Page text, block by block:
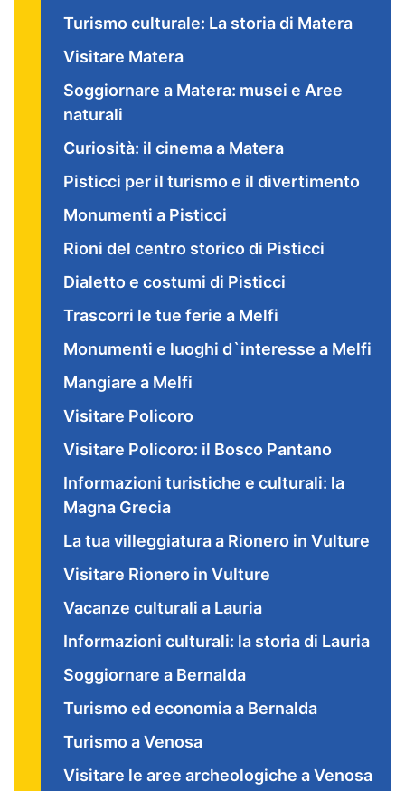
Turismo culturale: La storia di Matera
Visitare Matera
Soggiornare a Matera: musei e Aree
naturali
Curiosità: il cinema a Matera
Pisticci per il turismo e il divertimento
Monumenti a Pisticci
Rioni del centro storico di Pisticci
Dialetto e costumi di Pisticci
Trascorri le tue ferie a Melfi
Monumenti e luoghi d`interesse a Melfi
Mangiare a Melfi
Visitare Policoro
Visitare Policoro: il Bosco Pantano
Informazioni turistiche e culturali: la
Magna Grecia
La tua villeggiatura a Rionero in Vulture
Visitare Rionero in Vulture
Vacanze culturali a Lauria
Informazioni culturali: la storia di Lauria
Soggiornare a Bernalda
Turismo ed economia a Bernalda
Turismo a Venosa
Visitare le aree archeologiche a Venosa